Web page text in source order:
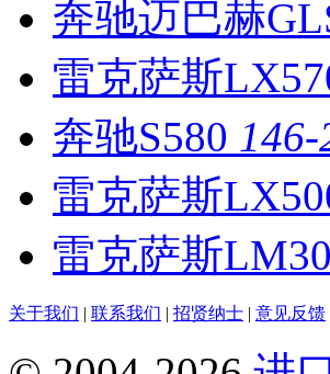
奔驰迈巴赫
雷克萨斯
奔驰S580
雷克萨斯
雷克萨斯
关于我们 | 联系我们 | 招贤纳士 | 意见反馈